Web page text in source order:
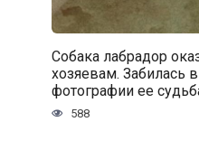
Собака лабрадор
хозяевам. Забилась
фотографии ее
588